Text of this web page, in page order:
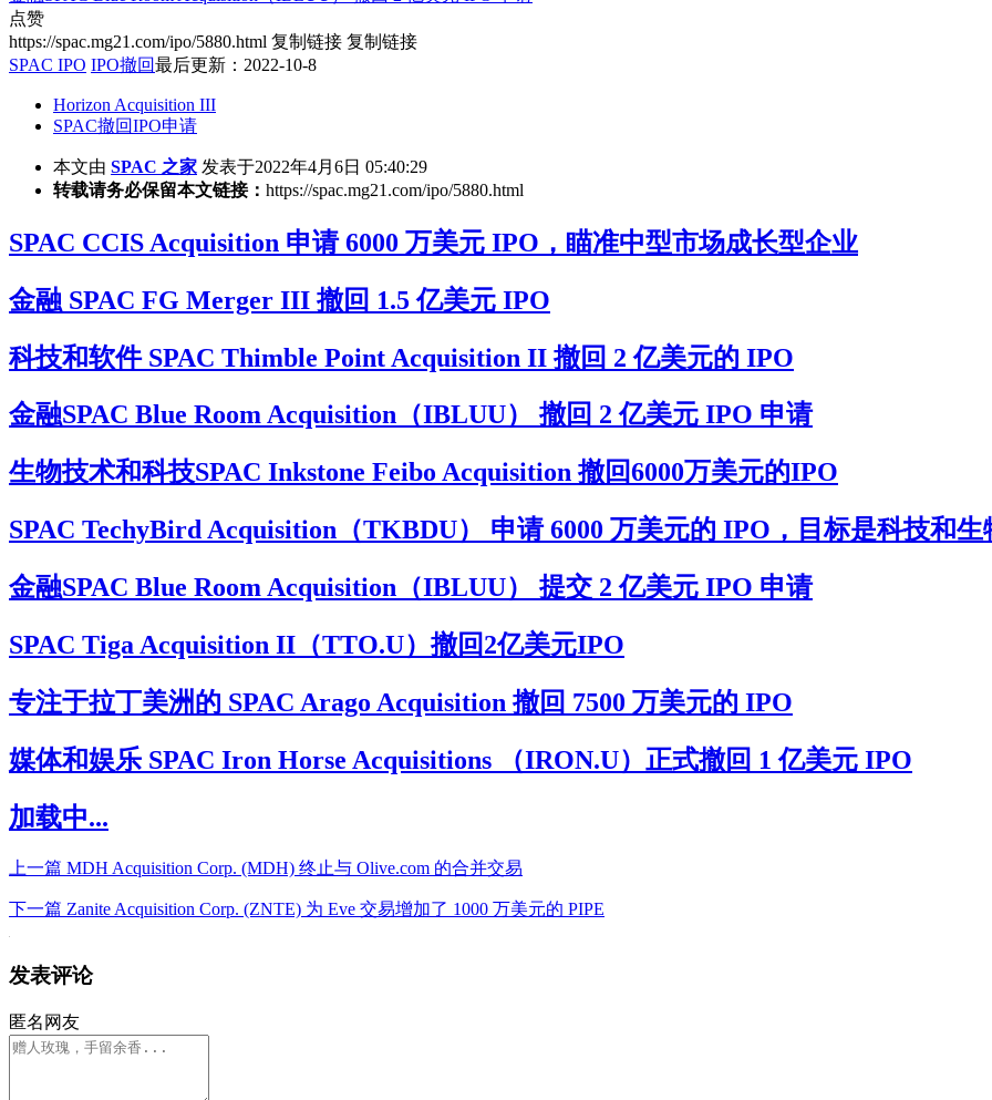
点赞
https://spac.mg21.com/ipo/5880.html 复制链接 复制链接
SPAC IPO IPO撤回最后更新：2022-10-8
Horizo​​n Acquisition III
SPAC撤回IPO申请
本文由 SPAC 之家 发表于2022年4月6日 05:40:29
转载请务必保留本文链接： https://spac.mg21.com/ipo/5880.html
SPAC CCIS Acquisition 申请 6000 万美元 IPO，瞄准中型市场成长型企业
金融 SPAC FG Merger III 撤回 1.5 亿美元 IPO
科技和软件 SPAC Thimble Point Acquisition II 撤回 2 亿美元的 IPO
金融SPAC Blue Room Acquisition（IBLUU） 撤回 2 亿美元 IPO 申请
生物技术和科技SPAC Inkstone Feibo Acquisition 撤回6000万美元的IPO
SPAC TechyBird Acquisition（TKBDU） 申请 6000 万美元的 IPO，目标是科技和生
金融SPAC Blue Room Acquisition（IBLUU） 提交 2 亿美元 IPO 申请
SPAC Tiga Acquisition II（TTO.U）撤回2亿美元IPO
专注于拉丁美洲的 SPAC Arago Acquisition 撤回 7500 万美元的 IPO
媒体和娱乐 SPAC Iron Horse Acquisitions （IRON.U）正式撤回 1 亿美元 IPO
加载中...
上一篇 MDH Acquisition Corp. (MDH) 终止与 Olive.com 的合并交易
下一篇 Zanite Acquisition Corp. (ZNTE) 为 Eve 交易增加了 1000 万美元的 PIPE
发表评论
匿名网友